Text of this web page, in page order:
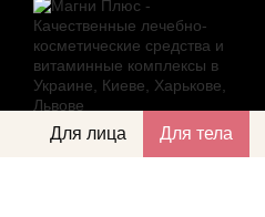
Перейти к основному контенту
Для лица Для тела